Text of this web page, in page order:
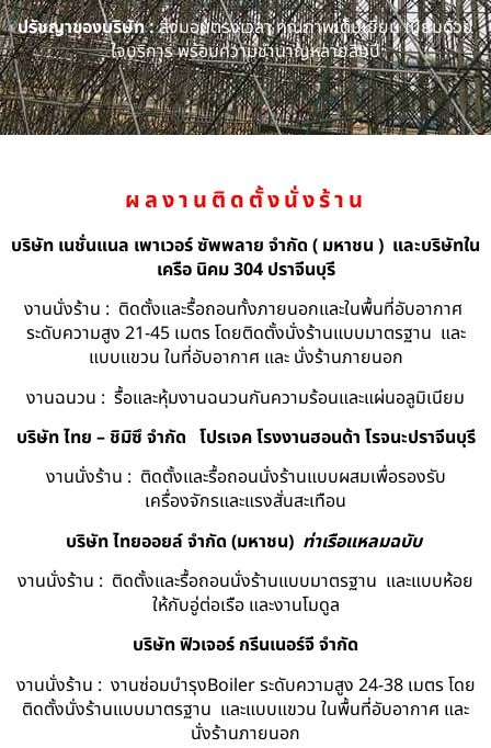
ปรัชญาของบริษัท :ส่งมอบตรงเวลา คุณภาพเต็มเยี่ยม เปี่ยมด้วย
ใจบริการ พร้อมความชำนาญหลายสิบปี
ผลงานติดตั้งนั่งร้าน
บริษัท เนชั่นแนล เพาเวอร์ ซัพพลาย จำกัด ( มหาชน ) และบริษัทใน
เครือ นิคม 304 ปราจีนบุรี
งานนั่งร้าน : ติดตั้งและรื้อถอนทั้งภายนอกและในพื้นที่อับอากาศ
ระดับความสูง 21-45 เมตร โดยติดตั้งนั่งร้านแบบมาตรฐาน และ
แบบแขวน ในที่อับอากาศ และ นั่งร้านภายนอก
งานฉนวน : รื้อและหุ้มงานฉนวนกันความร้อนและแผ่นอลูมิเนียม
บริษัท ไทย – ชิมิซึ จำกัด โปรเจค โรงงานฮอนด้า โรจนะปราจีนบุรี
งานนั่งร้าน : ติดตั้งและรื้อถอนนั่งร้านแบบผสมเพื่อรองรับ
เครื่องจักรและแรงสั่นสะเทือน
บริษัท ไทยออยล์ จํากัด (มหาชน) ท่าเรือแหลมฉบับ
งานนั่งร้าน : ติดตั้งและรื้อถอนนั่งร้านแบบมาตรฐาน และแบบห้อย
ให้กับอู่ต่อเรือ และงานโมดูล
บริษัท ฟิวเจอร์ กรีนเนอร์จี จำกัด
งานนั่งร้าน : งานซ่อมบำรุงBoiler ระดับความสูง 24-38 เมตร โดย
ติดตั้งนั่งร้านแบบมาตรฐาน และแบบแขวน ในพื้นที่อับอากาศ และ
นั่งร้านภายนอก